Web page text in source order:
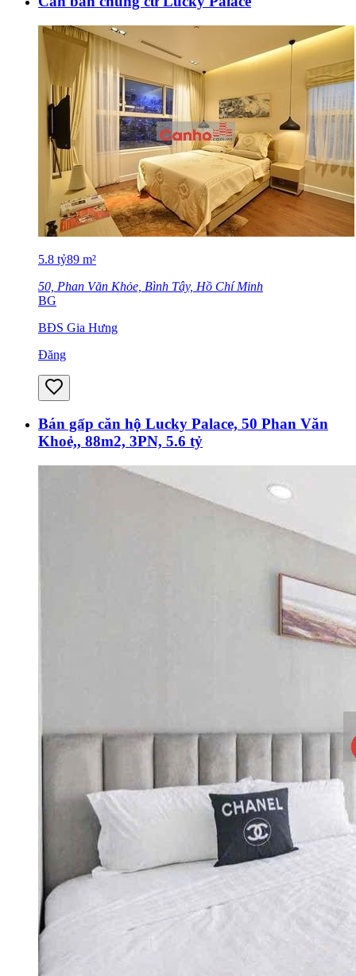
5.8 tỷ89 m²
50, Phan Văn Khỏe, Bình Tây, Hồ Chí Minh
BG
BĐS Gia Hưng
Đăng
Bán gấp căn hộ Lucky Palace, 50 Phan Văn
Khoẻ,, 88m2, 3PN, 5.6 tỷ